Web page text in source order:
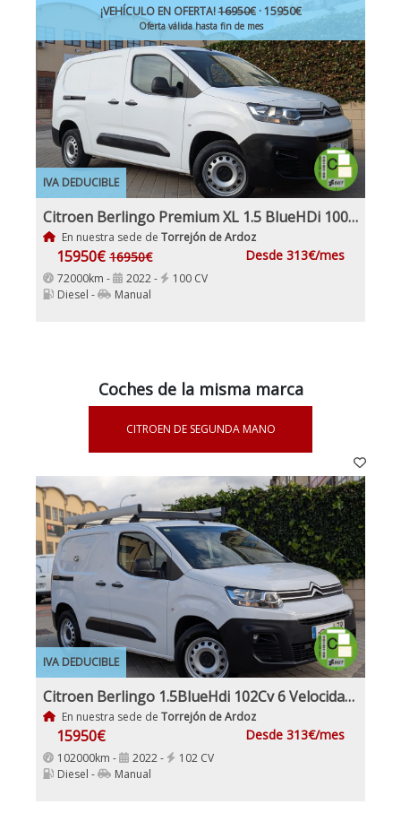
IVA DEDUCIBLE
¡VEHÍCULO EN OFERTA!16950€· 15950€
Oferta válida hasta fin de mes
Citroen Berlingo Premium XL 1.5 BlueHDi 100Cv Etiqueta C IVA Garantía Incl Nacional
En nuestra sede de Torrejón de Ardoz
15950€ 16950€ Desde 313€/mes
72000km - 2022 -
100 CV
Diesel -
Manual
Coches de la misma marca
CITROEN DE SEGUNDA MANO
IVA DEDUCIBLE
Citroen Berlingo 1.5BlueHdi 102Cv 6 Velocidades Etiqueta C IVA y Garantía Incl Nacional Historial mantenimiento
En nuestra sede de Torrejón de Ardoz
15950€ Desde 313€/mes
102000km - 2022 -
102 CV
Diesel -
Manual